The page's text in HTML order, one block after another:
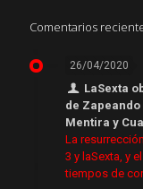
Comentarios
26/04/2020
LaSexta
de
Mentira y
La
3 y laSexta, y
tiempos de